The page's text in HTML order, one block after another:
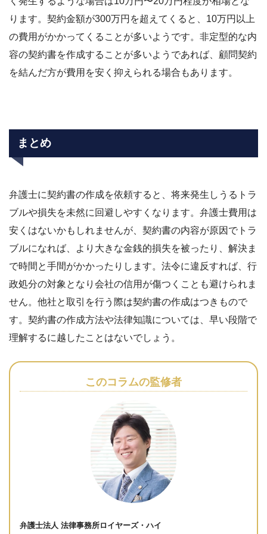
ります。契約金額が300万円を超えてくると、10万円以上
の費用がかかってくることが多いようです。非定型的な内
容の契約書を作成することが多いようであれば、顧問契約
を結んだ方が費用を安く抑えられる場合もあります。
まとめ
弁護士に契約書の作成を依頼すると、将来発生しうるトラ
ブルや損失を未然に回避しやすくなります。弁護士費用は
安くはないかもしれませんが、契約書の内容が原因でトラ
ブルになれば、より大きな金銭的損失を被ったり、解決ま
で時間と手間がかかったりします。法令に違反すれば、行
政処分の対象となり会社の信用が傷つくことも避けられま
せん。他社と取引を行う際は契約書の作成はつきもので
す。契約書の作成方法や法律知識については、早い段階で
理解するに越したことはないでしょう。
このコラムの監修者
弁護士法人 法律事務所ロイヤーズ・ハイ